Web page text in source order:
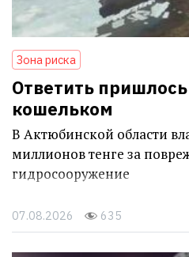
Зона риска
Ответить
кошельком
В Актюбинской области
миллионов тенге за
гидросооружение
07.08.2026 635